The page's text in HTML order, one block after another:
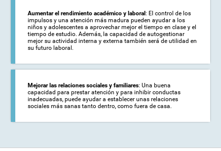
Aumentar el rendimiento académico y laboral: El control de los
impulsos y una atención más madura pueden ayudar a los
niños y adolescentes a aprovechar mejor el tiempo en clase y el
tiempo de estudio. Además, la capacidad de autogestionar
mejor su actividad interna y externa también será de utilidad en
su futuro laboral.
Mejorar las relaciones sociales y familiares: Una buena
capacidad para prestar atención y para inhibir conductas
inadecuadas, puede ayudar a establecer unas relaciones
sociales más sanas tanto dentro, como fuera de casa.